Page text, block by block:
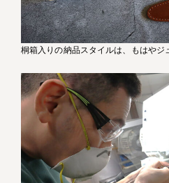
桐箱入りの納品スタイルは、もはやジ